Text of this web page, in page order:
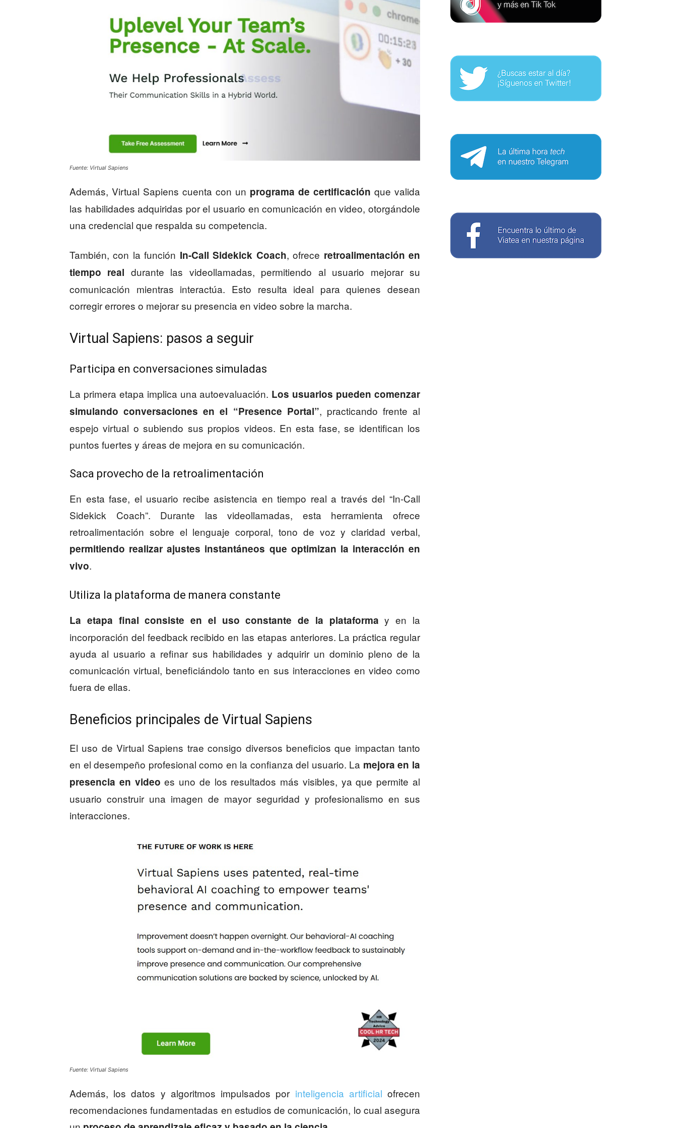
Fuente: Virtual Sapiens
Además, Virtual Sapiens cuenta con un programa de certificación que valida
las habilidades adquiridas por el usuario en comunicación en video, otorgándole
una credencial que respalda su competencia.
También, con la función In-Call Sidekick Coach, ofrece retroalimentación en
tiempo real durante las videollamadas, permitiendo al usuario mejorar su
comunicación mientras interactúa. Esto resulta ideal para quienes desean
corregir errores o mejorar su presencia en video sobre la marcha.
Virtual Sapiens: pasos a seguir
Participa en conversaciones simuladas
La primera etapa implica una autoevaluación. Los usuarios pueden comenzar
simulando conversaciones en el “Presence Portal”, practicando frente al
espejo virtual o subiendo sus propios videos. En esta fase, se identifican los
puntos fuertes y áreas de mejora en su comunicación.
Saca provecho de la retroalimentación
En esta fase, el usuario recibe asistencia en tiempo real a través del “In-Call
Sidekick Coach”. Durante las videollamadas, esta herramienta ofrece
retroalimentación sobre el lenguaje corporal, tono de voz y claridad verbal,
permitiendo realizar ajustes instantáneos que optimizan la interacción en
vivo.
Utiliza la plataforma de manera constante
La etapa final consiste en el uso constante de la plataforma y en la
incorporación del feedback recibido en las etapas anteriores. La práctica regular
ayuda al usuario a refinar sus habilidades y adquirir un dominio pleno de la
comunicación virtual, beneficiándolo tanto en sus interacciones en video como
fuera de ellas.
Beneficios principales de Virtual Sapiens
El uso de Virtual Sapiens trae consigo diversos beneficios que impactan tanto
en el desempeño profesional como en la confianza del usuario. La mejora en la
presencia en video es uno de los resultados más visibles, ya que permite al
usuario construir una imagen de mayor seguridad y profesionalismo en sus
interacciones.
Fuente: Virtual Sapiens
Además, los datos y algoritmos impulsados por inteligencia artificial ofrecen
recomendaciones fundamentadas en estudios de comunicación, lo cual asegura